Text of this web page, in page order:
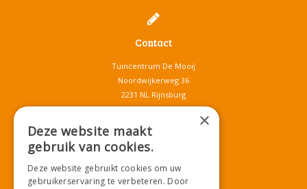
Contact
Tuincentrum De Mooij
Noordwijkerweg 36
2231 NL Rijnsburg
T.071-4080959
info@tuincentrumdemooij.nl
Download onze App!
×
Deze website maakt
gebruik van cookies.
Deze website gebruikt cookies om uw
gebruikerservaring te verbeteren. Door